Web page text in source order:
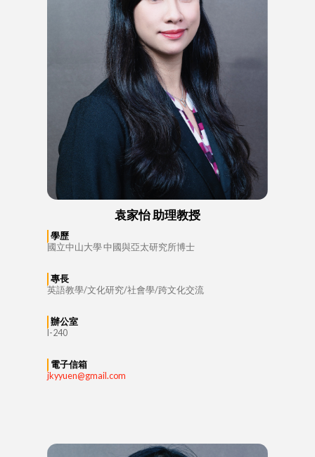
袁家怡 助理教授
學歷
國立中山大學 中國與亞太研究所博士
專長
英語教學/文化研究/社會學/跨文化交流
辦公室
I-240
電子信箱
jkyyuen@gmail.com